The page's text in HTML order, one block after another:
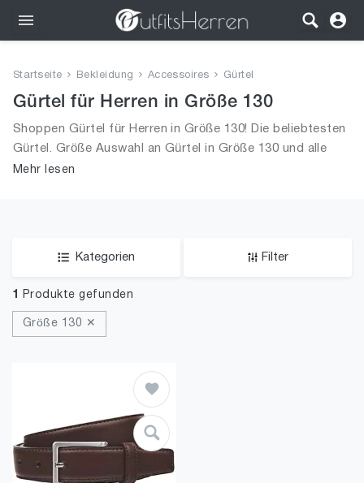
Bekleidung
Wäsche
Schuhe
Startseite Bekleidung Accessoires Gürtel
Gürtel für Herren in Größe 130
Shoppen Gürtel für Herren in Größe 130! Die beliebtesten
Gürtel. Größe Auswahl an Gürtel in Größe 130 und alle
Trends aus 2026 für Männer!
Mehr lesen
Kategorien Filter
1 Produkte gefunden
Größe 130 ✕